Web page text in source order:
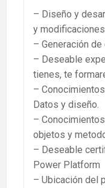
– Diseño y
y
– Generación
– Deseable
tienes, te
–
Datos y diseño.
–
objetos y
– Deseable
Power Platform
– Ubicación del